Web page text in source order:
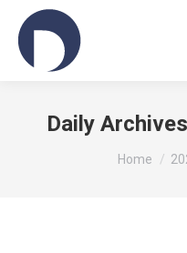
Daily
You are
Home